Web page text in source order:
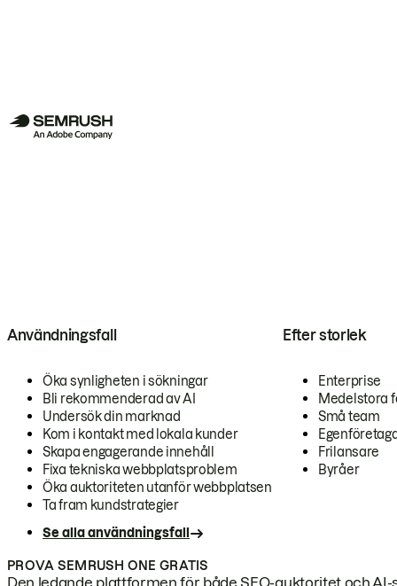
Användningsfall
Öka synligheten i sökningar
Bli rekommenderad av AI
Undersök din marknad
Kom i kontakt med lokala kunder
Skapa engagerande innehåll
Fixa tekniska webbplatsproblem
Öka auktoriteten utanför webbplatsen
Ta fram kundstrategier
Se alla användningsfall
Efter storlek
Enterprise
Medelstora
Små team
Frilansare
Byråer
PROVA SEMRUSH ONE GRATIS
Den ledande plattformen för både SEO-auktoritet och AI-